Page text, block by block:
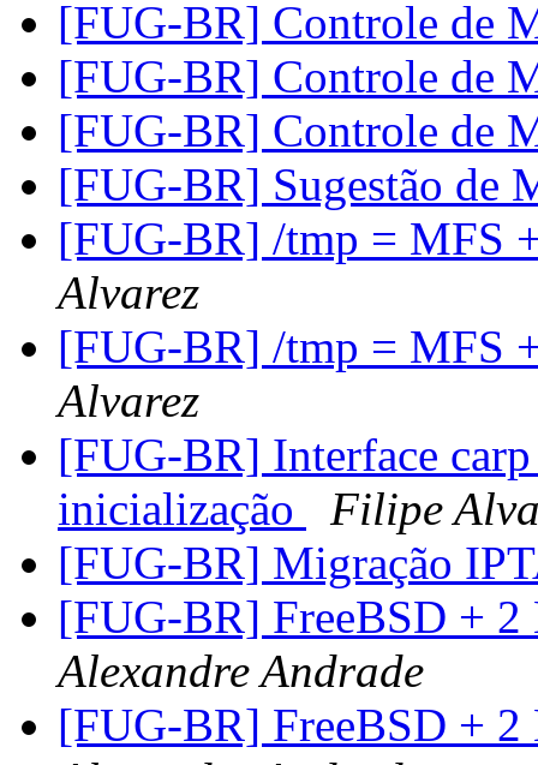
[FUG-BR] Controle de
[FUG-BR] Controle de
[FUG-BR] Controle de
[FUG-BR] Sugestão de
[FUG-BR] /tmp = MFS
Alvarez
[FUG-BR] /tmp = MFS
Alvarez
[FUG-BR] Interface
inicialização
Filipe
[FUG-BR] Migração
[FUG-BR] FreeBSD +
Alexandre Andrade
[FUG-BR] FreeBSD +